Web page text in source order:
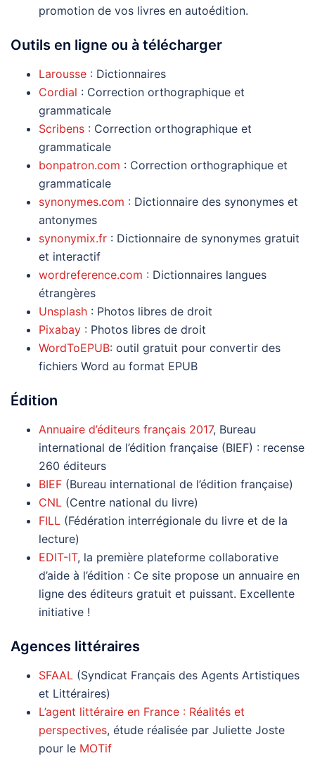
promotion de vos livres en autoédition.
Outils en ligne ou à télécharger
Larousse : Dictionnaires
Cordial : Correction orthographique et
grammaticale
Scribens : Correction orthographique et
grammaticale
bonpatron.com : Correction orthographique et
grammaticale
synonymes.com : Dictionnaire des synonymes et
antonymes
synonymix.fr : Dictionnaire de synonymes gratuit
et interactif
wordreference.com : Dictionnaires langues
étrangères
Unsplash : Photos libres de droit
Pixabay : Photos libres de droit
WordToEPUB: outil gratuit pour convertir des
fichiers Word au format EPUB
Édition
Annuaire d’éditeurs français 2017, Bureau
international de l’édition française (BIEF) : recense
260 éditeurs
BIEF (Bureau international de l’édition française)
CNL (Centre national du livre)
FILL (Fédération interrégionale du livre et de la
lecture)
EDIT-IT, la première plateforme collaborative
d’aide à l’édition : Ce site propose un annuaire en
ligne des éditeurs gratuit et puissant. Excellente
initiative !
Agences littéraires
SFAAL (Syndicat Français des Agents Artistiques
et Littéraires)
L’agent littéraire en France : Réalités et
perspectives, étude réalisée par Juliette Joste
pour le MOTif